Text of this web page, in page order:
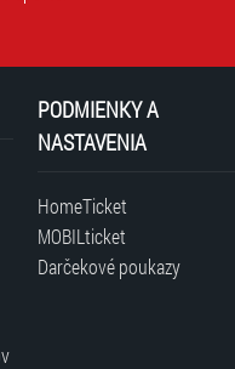
PODMIENKY A
NASTAVENIA
HomeTicket
MOBILticket
Darčekové poukazy